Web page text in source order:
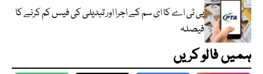
پی ٹی اے کا ای سم کے اجرا اور تبدیلی کی فیس کم کرنے کا
فیصلہ
ہمیں فالو کریں